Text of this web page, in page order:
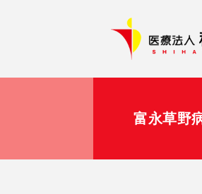
富永草野